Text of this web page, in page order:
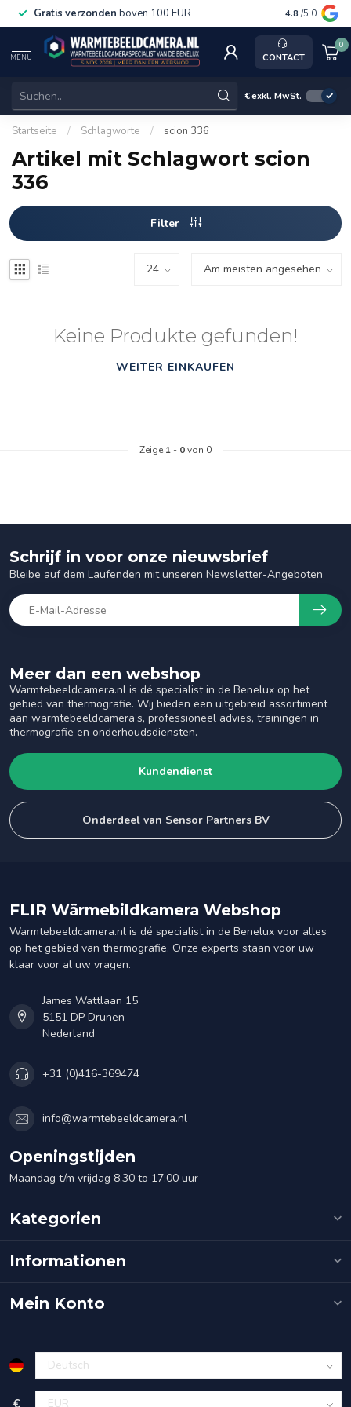
Gratis verzonden boven 100 EUR Service,
4.8 /5.0
MENU CONTACT
0
€exkl. MwSt.
Startseite / Schlagworte / scion 336
Artikel mit Schlagwort scion
336
Filter
Keine Produkte gefunden!
WEITER EINKAUFEN
Zeige 1 - 0von 0
Meer dan een webshop
Warmtebeeldcamera.nl is dé specialist in de Benelux op het
gebied van thermografie. Wij bieden een uitgebreid assortiment
aan warmtebeeldcamera’s, professioneel advies, trainingen in
thermografie en onderhoudsdiensten.
Kundendienst
Onderdeel van Sensor Partners BV
Schrijf in voor onze nieuwsbrief
Bleibe auf dem Laufenden mit unseren Newsletter-Angeboten
FLIR Wärmebildkamera Webshop
Warmtebeeldcamera.nl is dé specialist in de Benelux voor alles
op het gebied van thermografie. Onze experts staan voor uw
klaar voor al uw vragen.
James Wattlaan 15
5151 DP Drunen
Nederland
+31 (0)416-369474
info@warmtebeeldcamera.nl
Openingstijden
Maandag t/m vrijdag 8:30 to 17:00 uur
Kategorien
Informationen
Mein Konto
€